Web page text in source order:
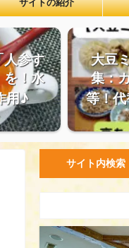
人参す
を！水
用♪
大豆
集：
等！
サイト内検索